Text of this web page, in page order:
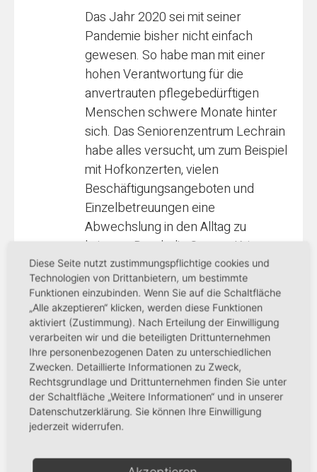
Das Jahr 2020 sei mit seiner
Pandemie bisher nicht einfach
gewesen. So habe man mit einer
hohen Verantwortung für die
anvertrauten pflegebedürftigen
Menschen schwere Monate hinter
sich. Das Seniorenzentrum Lechrain
habe alles versucht, um zum Beispiel
mit Hofkonzerten, vielen
Beschäftigungsangeboten und
Einzelbetreuungen eine
Abwechslung in den Alltag zu
bringen. Durch die Corona-Krise
waren keine großen
Veranstaltungen mehr möglich
gewesen. Den Besuch des
Krümelhofs konnte am Welt-
Alzheimertag nur mit großen
logistischen Aufwand ermöglichen.
So wurden jeweils im
Halbstundentakt nur bis zu 17
Senioren von Betreuungskräften in
Abstand zueinander zu sichern und
Diese Seite nutzt zustimmungspflichtige cookies und
Technologien von Drittanbietern, um bestimmte
Funktionen einzubinden. Wenn Sie auf die Schaltfläche
„Alle akzeptieren“ klicken, werden diese Funktionen
aktiviert (Zustimmung). Nach Erteilung der Einwilligung
verarbeiten wir und die beteiligten Drittunternehmen
Ihre personenbezogenen Daten zu unterschiedlichen
Zwecken. Detaillierte Informationen zu Zweck,
Rechtsgrundlage und Drittunternehmen finden Sie unter
der Schaltfläche „Weitere Informationen“ und in unserer
Datenschutzerklärung. Sie können Ihre Einwilligung
jederzeit widerrufen.